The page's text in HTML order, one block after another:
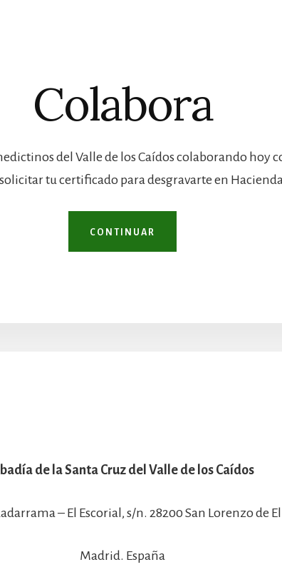
Colabora
del Valle de los Caídos colaborando hoy
solicitar tu certificado para desgravarte en
CONTINUAR
de la Santa Cruz del Valle de los Caídos
– El Escorial, s/n. 28200 San Lorenzo de
Madrid. España